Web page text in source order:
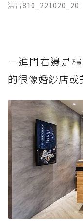
洪昌810_221020_20
一進門右邊是
的很像婚紗店或